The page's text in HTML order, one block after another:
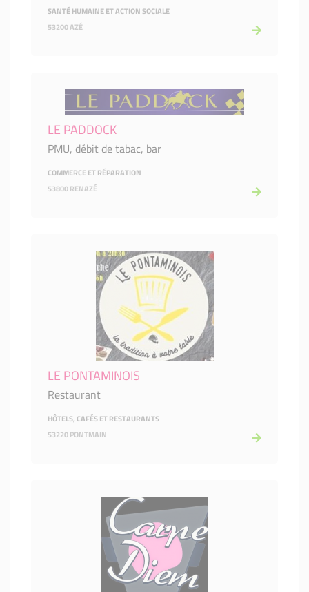
SANTÉ HUMAINE ET ACTION SOCIALE
53200 AZÉ
LE PADDOCK
PMU, débit de tabac, bar
COMMERCE ET RÉPARATION
53800 RENAZÉ
LE PONTAMINOIS
Restaurant
HÔTELS, CAFÉS ET RESTAURANTS
53220 PONTMAIN